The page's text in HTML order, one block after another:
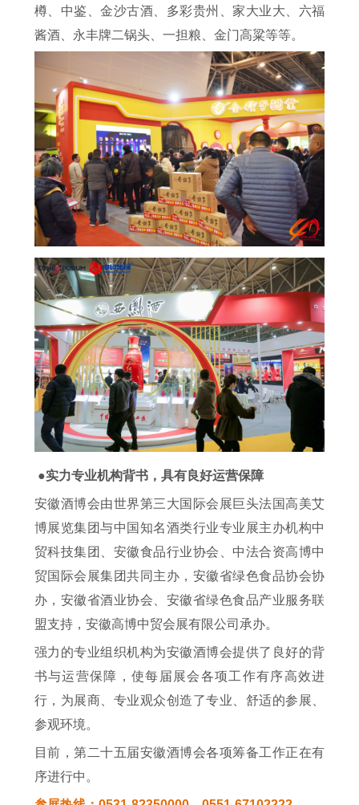
樽、中鉴、金沙古酒、多彩贵州、家大业大、六福
酱酒、永丰牌二锅头、一担粮、金门高粱等等。
●实力专业机构背书，具有良好运营保障
安徽酒博会由世界第三大国际会展巨头法国高美艾
博展览集团与中国知名酒类行业专业展主办机构中
贸科技集团、安徽食品行业协会、中法合资高博中
贸国际会展集团共同主办，安徽省绿色食品协会协
办，安徽省酒业协会、安徽省绿色食品产业服务联
盟支持，安徽高博中贸会展有限公司承办。
强力的专业组织机构为安徽酒博会提供了良好的背
书与运营保障，使每届展会各项工作有序高效进
行，为展商、专业观众创造了专业、舒适的参展、
参观环境。
目前，第二十五届安徽酒博会各项筹备工作正在有
序进行中。